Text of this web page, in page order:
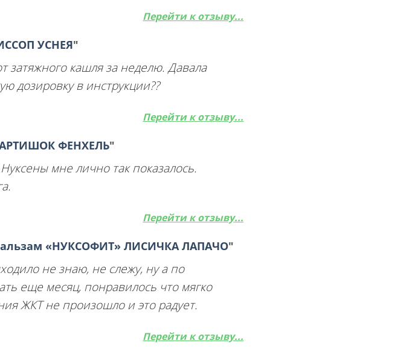
Перейти к отзыву...
УСНЕЯ"
затяжного кашля за неделю. Давала
дозировку в инструкции??
Перейти к отзыву...
ФЕНХЕЛЬ"
мне лично так показалось.
Перейти к отзыву...
«НУКСОФИТ» ЛИСИЧКА ЛАПАЧО"
не знаю, не слежу, ну а по
еще месяц, понравилось что мягко
ЖКТ не произошло и это радует.
Перейти к отзыву...